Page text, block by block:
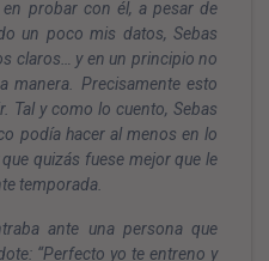
probar con él, a pesar de
un poco mis datos, Sebas
claros… y en un principio no
manera. Precisamente esto
Tal y como lo cuento, Sebas
podía hacer al menos en lo
quizás fuese mejor que le
temporada.
ante una persona que
“Perfecto yo te entreno y